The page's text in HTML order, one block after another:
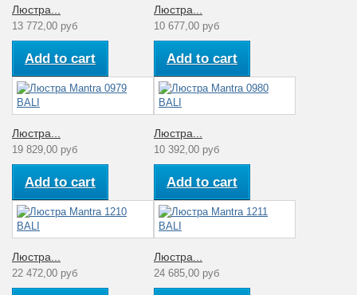
Люстра...
13 772,00 руб
Add to cart
Люстра...
10 677,00 руб
Add to cart
Люстра...
19 829,00 руб
Add to cart
Люстра...
10 392,00 руб
Add to cart
Люстра...
22 472,00 руб
Люстра...
24 685,00 руб